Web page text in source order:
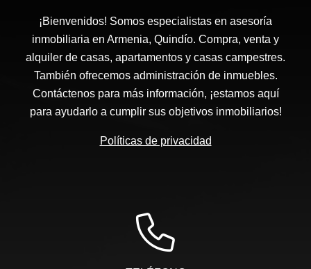
¡Bienvenidos! Somos especialistas en asesoría
inmobiliaria en Armenia, Quindío. Compra, venta y
alquiler de casas, apartamentos y casas campestres.
También ofrecemos administración de inmuebles.
Contáctenos para más información, ¡estamos aquí
para ayudarlo a cumplir sus objetivos inmobiliarios!
Políticas de privacidad